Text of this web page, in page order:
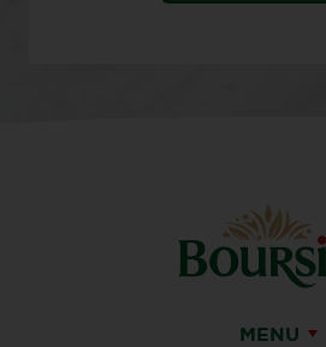
MENU